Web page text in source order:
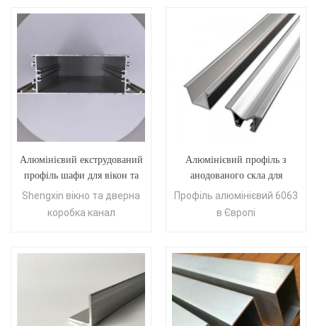
Алюмінієвий екструдований
профіль шафи для вікон та
дверної коробки
Shengxin вікно та дверна
коробка канал
Алюмінієвий профіль з
анодованого скла для
кухонної шафи
Профіль алюмінієвий 6063
в Європі